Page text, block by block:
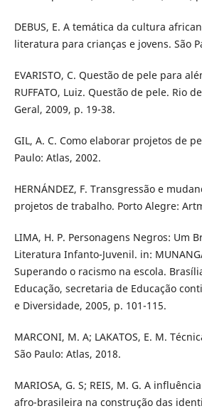
DEBUS, E. A temática da cultura
literatura para crianças e jovens. São
EVARISTO, C. Questão de pele para
RUFFATO, Luiz. Questão de pele. Rio
Geral, 2009, p. 19-38.
GIL, A. C. Como elaborar projetos de
Paulo: Atlas, 2002.
HERNÁNDEZ, F. Transgressão e
projetos de trabalho. Porto Alegre:
LIMA, H. P. Personagens Negros: Um
Literatura Infanto-Juvenil. in:
Superando o racismo na escola.
Educação, secretaria de Educação
e Diversidade, 2005, p. 101-115.
MARCONI, M. A; LAKATOS, E. M.
São Paulo: Atlas, 2018.
MARIOSA, G. S; REIS, M. G. A
afro-brasileira na construção das